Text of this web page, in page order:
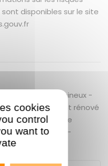
disponibles sur le site
(2 minutes) - lumineux -
entièrement rénové
- cuisine
hotte, lave-
linge
cookies
control
want to